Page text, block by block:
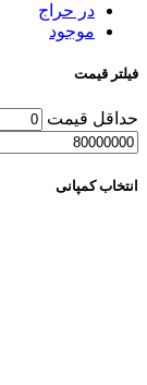
در حراج
موجود
فیلتر قیمت
حداقل قیمت
انتخاب کمپانی